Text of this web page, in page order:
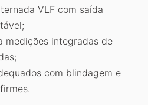
VLF com saída
medições integradas de
com blindagem e